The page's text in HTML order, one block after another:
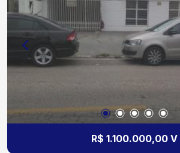
externo, proporcionando espaço
armazenar suprimentos e materiais. A garagem
com capacidade para 02 carros
conveniência para proprietários e
pode ser facilmente transformado
estacionamento adicional,
necessidades do seu negócio. Entre em contato
hoje mesmo para agendar uma
todas as possibilidades que este
R$ 1.100.000,00 V